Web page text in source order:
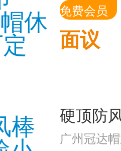
免费会员
面议
广州冠达